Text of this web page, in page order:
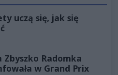
uczą się, jak się
Zbyszko Radomka
w Grand Prix